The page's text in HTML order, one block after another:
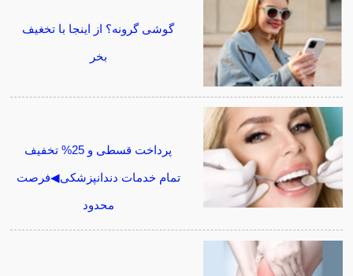
گوشی گرونه؟ از اینجا با تخغیف
بخر
پرداخت قسطی و 25% تخفیف
تمام خدمات دندانپزشکی◀فرصت
محدود